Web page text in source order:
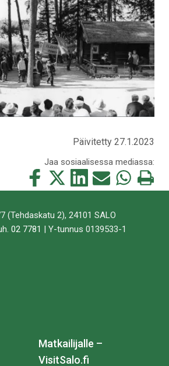
Päivitetty 27.1.2023
Jaa sosiaalisessa mediassa:
Jaa
tämä
Jaa
tämä
Jaa
tämä
Jaa
tämä
Jaa
tämä
Tulosta
tämä
(Tehdaskatu 2), 24101 SALO
02 7781 | Y-tunnus 0139533-1
Matkailijalle –
VisitSalo.fi